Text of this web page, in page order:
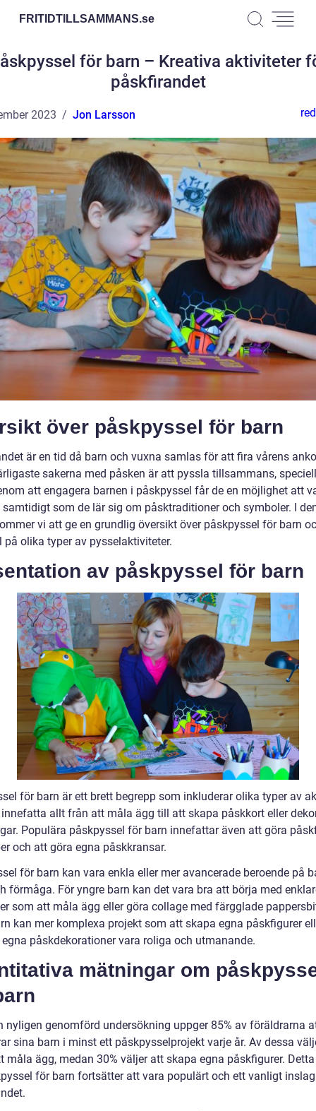
FRITIDTILLSAMMANS.se
för barn – Kreativa aktiviteter
påskfirandet
2023 Jon Larsson
över påskpyssel för barn
är en tid då barn och vuxna samlas för att fira vårens
sakerna med påsken är att pyssla tillsammans,
att engagera barnen i påskpyssel får de en möjlighet att
som de lär sig om påsktraditioner och symboler. I
vi att ge en grundlig översikt över påskpyssel för barn
på olika typer av pysselaktiviteter.
av påskpyssel för barn
för barn är ett brett begrepp som inkluderar olika typer av
allt från att måla ägg till att skapa påskkort eller
Populära påskpyssel för barn innefattar även att göra
och att göra egna påskkransar.
för barn kan vara enkla eller mer avancerade beroende på
förmåga. För yngre barn kan det vara bra att börja med
som att måla ägg eller göra collage med färgglade
kan mer komplexa projekt som att skapa egna påskfigurer
påskdekorationer vara roliga och utmanande.
mätningar om
nyligen genomförd undersökning uppger 85% av föräldrarna
sina barn i minst ett påskpysselprojekt varje år. Av dessa
måla ägg, medan 30% väljer att skapa egna påskfigurer.
för barn fortsätter att vara populärt och ett vanligt